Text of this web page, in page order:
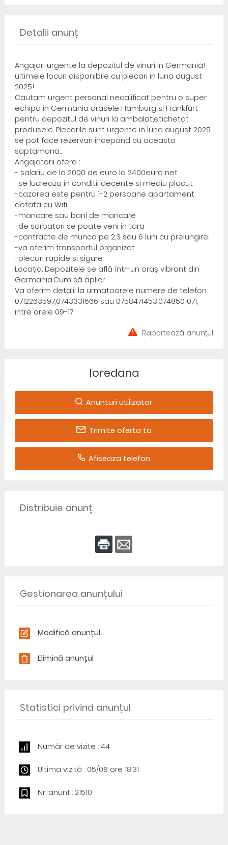
Detalii anunț
Angajari urgente la depozitul de vinuri in Germania!
ultimele locuri disponibile cu plecari in luna august
2025!
Cautam urgent personal necalificat pentru o super
echipa in Germania orasele Hamburg si Frankfurt
pentru depozitul de vinuri la ambalat,etichetat
produsele .Plecarile sunt urgente in luna august 2025
se pot face rezervari incepand cu aceasta
saptamana..
Angajatorii ofera :
- salariu de la 2000 de euro la 2400euro net
-se lucreaza in conditii decente si mediu placut
-cazarea este pentru 1-2 persoane apartament,
dotata cu Wifi
-mancare sau bani de mancare
-de sarbatori se poate veni in tara
-contracte de munca pe 2,3 sau 6 luni cu prelungire;
-va oferim transportul organizat
-plecari rapide si sigure
Locația: Depozitele se află într-un oraș vibrant din
Germania.Cum să aplici:
Va oferim detalii la urmatoarele numere de telefon
0712263597,0743331666 sau 0758471453,0748501071,
intre orele 09-17.
Raportează anunțul
loredana
Anunturi utilizator
Trimite oferta ta
Afiseaza telefon
Distribuie anunț
Gestionarea anunțului
Modifică anunțul
Elimină anunțul
Statistici privind anunțul
Număr de vizite : 44
Ultima vizită : 05/08 ore 18:31
Nr. anunț : 21510